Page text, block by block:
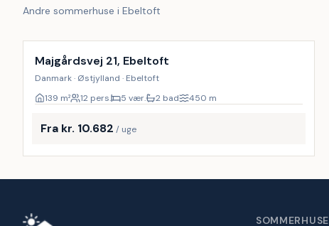
Andre sommerhuse i Ebeltoft
Majgårdsvej 21, Ebeltoft
Danmark · Østjylland · Ebeltoft
139 m² 12 pers. 5 vær. 2 bad 450 m
Fra kr. 10.682 / uge
SOMMERHUSE